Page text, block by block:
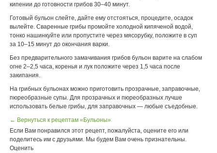
кипении до готовности грибов 30–40 минут.
Готовый бульон слейте, дайте ему отстояться, процедите, осадок
вылейте. Сваренные грибы промойте холодной кипяченой водой,
тонко нашинкуйте или пропустите через мясорубку, положите в суп
за 10–15 минут до окончания варки.
Без предварительного замачивания грибов бульон варите на слабом
огне 2–2,5 часа, коренья и лук положите через 1,5 часа после
закипания.
На грибных бульонах можно приготовить прозрачные, заправочные,
пюреобразные супы. Для прозрачных и пюреобразных лучше
использовать белые грибы, для заправочных — любые съедобные.
← Вернуться к рецептам «Бульоны»
Если Вам понравился этот рецепт, пожалуйста, оцените его или
поделитесь им с друзьями. Мы будем Вам очень признательны.
Оценить